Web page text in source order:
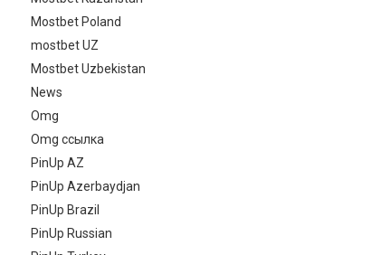
Mostbet Poland
mostbet UZ
Mostbet Uzbekistan
News
Omg
Omg ссылка
PinUp AZ
PinUp Azerbaydjan
PinUp Brazil
PinUp Russian